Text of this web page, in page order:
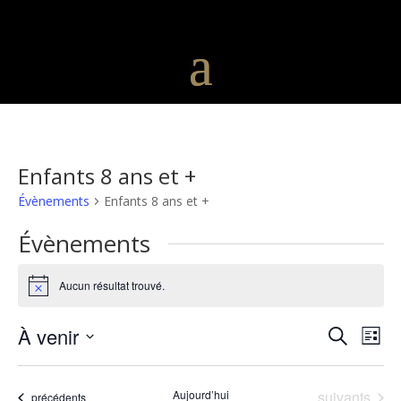
Enfants 8 ans et +
Évènements Enfants 8 ans et +
Évènements
Notice Aucun résultat trouvé.
et
Recherche
de
Liste
À venir
Évènements
précédents Aujourd’hui Évènements